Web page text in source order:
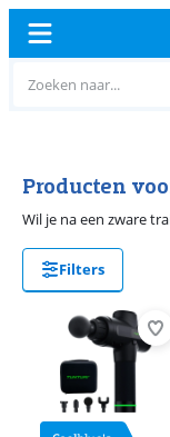
Producten
Filters
Beoordeling is 8,4